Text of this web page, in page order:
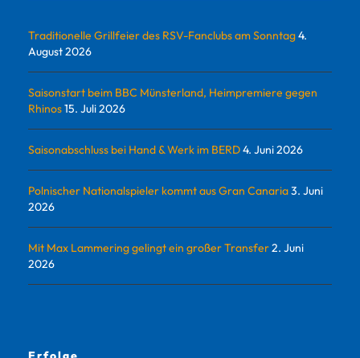
Traditionelle Grillfeier des RSV-Fanclubs am Sonntag4.
August 2026
Saisonstart beim BBC Münsterland, Heimpremiere gegen
Rhinos15. Juli 2026
Saisonabschluss bei Hand & Werk im BERD4. Juni 2026
Polnischer Nationalspieler kommt aus Gran Canaria3. Juni
2026
Mit Max Lammering gelingt ein großer Transfer2. Juni
2026